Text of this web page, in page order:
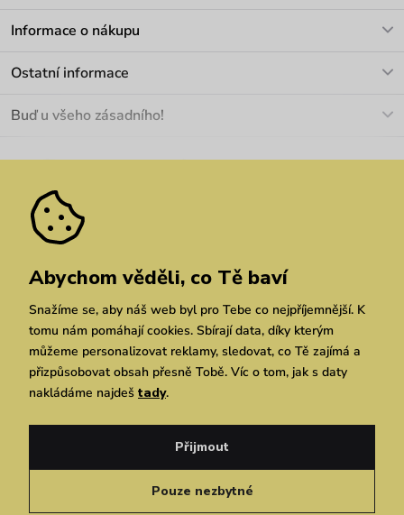
Informace o nákupu
Materiály a údržba
Pozáruční opravy
Ostatní informace
Velkoobchod
We Care
Dárkové poukazy
Vuchlook
Prodejny
Praha Brno Chrudim
Buď u všeho zásadního!
Zásady ochrany osobních údajů
Simplia.cz
Zásady ochrany osobních údajů
Čeština
Abychom věděli, co Tě baví
Snažíme se, aby náš web byl pro Tebe co nejpříjemnější. K
tomu nám pomáhají cookies. Sbírají data, díky kterým
můžeme personalizovat reklamy, sledovat, co Tě zajímá a
přizpůsobovat obsah přesně Tobě. Víc o tom, jak s daty
nakládáme najdeš tady.
Pouze nezbytné
Přijmout